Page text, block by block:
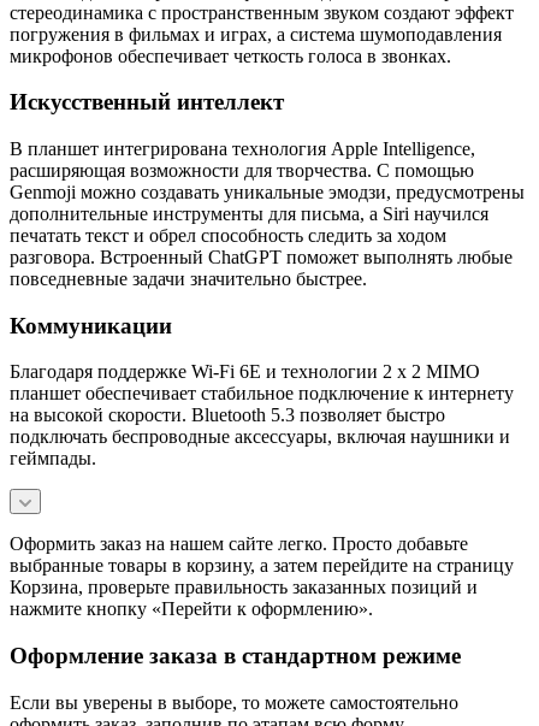
стереодинамика с пространственным звуком создают эффект
погружения в фильмах и играх, а система шумоподавления
микрофонов обеспечивает четкость голоса в звонках.
Искусственный интеллект
В планшет интегрирована технология Apple Intelligence,
расширяющая возможности для творчества. С помощью
Genmoji можно создавать уникальные эмодзи, предусмотрены
дополнительные инструменты для письма, а Siri научился
печатать текст и обрел способность следить за ходом
разговора. Встроенный ChatGPT поможет выполнять любые
повседневные задачи значительно быстрее.
Коммуникации
Благодаря поддержке Wi-Fi 6E и технологии 2 х 2 MIMO
планшет обеспечивает стабильное подключение к интернету
на высокой скорости. Bluetooth 5.3 позволяет быстро
подключать беспроводные аксессуары, включая наушники и
геймпады.
Оформить заказ на нашем сайте легко. Просто добавьте
выбранные товары в корзину, а затем перейдите на страницу
Корзина, проверьте правильность заказанных позиций и
нажмите кнопку «Перейти к оформлению».
Оформление заказа в стандартном режиме
Если вы уверены в выборе, то можете самостоятельно